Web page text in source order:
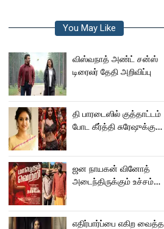
You May Like
விஸ்வநாத் அண்ட் சன்ஸ்
டிரைலர் தேதி அறிவிப்பு
தி பாரடைஸில் குத்தாட்டம்
போட கீர்த்தி சுரேஷுக்கு
ஜன நாயகன் வினோத்
அடைந்திருக்கும் உச்சம்
எதிர்பார்ப்பை எகிற வைத்த